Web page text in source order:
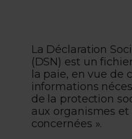
La Déclaration
(DSN) est un
la paie, en vue de
informations
de la protection
aux organismes
concernées ».